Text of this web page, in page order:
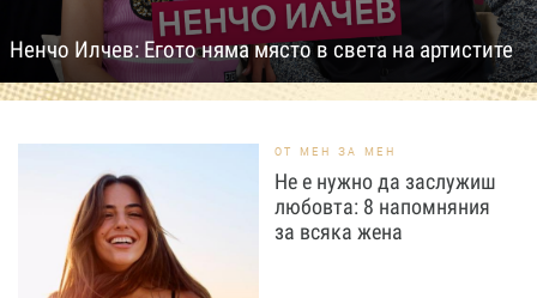
Ненчо Илчев: Егото няма място в света на артистите
ОТ МЕН ЗА МЕН
Не е нужно да заслужиш
любовта: 8 напомняния
за всяка жена